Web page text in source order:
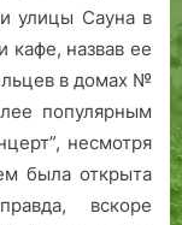
улицы Сауна в
назвав ее
в домах №
популярным
несмотря
была открыта
вскоре